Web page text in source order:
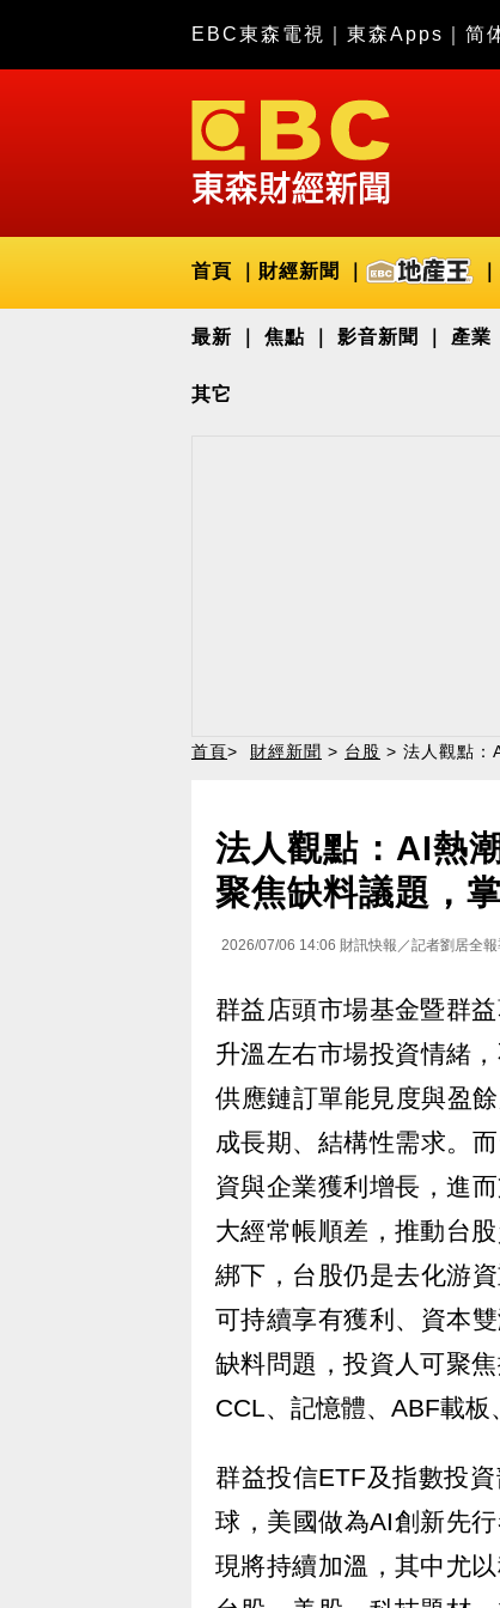
EBC東森電視 東森Apps 简
首頁 財經新聞
最新 焦點 影音新聞 產業
其它
首頁> 財經新聞 > 台股 > 法人觀點：
法人觀點：AI熱
聚焦缺料議題，
2026/07/06 14:06 財訊快報／記者劉居全
群益店頭市場基金暨群
升溫左右市場投資情緒
供應鏈訂單能見度與盈
成長期、結構性需求。
資與企業獲利增長，進
大經常帳順差，推動台
綁下，台股仍是去化游
可持續享有獲利、資本
缺料問題，投資人可聚
CCL、記憶體、ABF載板
群益投信ETF及指數投
球，美國做為AI創新先
現將持續加溫，其中尤